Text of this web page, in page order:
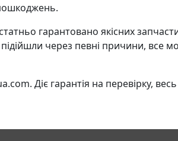
гарантовано якісних
через певні причини, все
Діє гарантія на перевірку, весь